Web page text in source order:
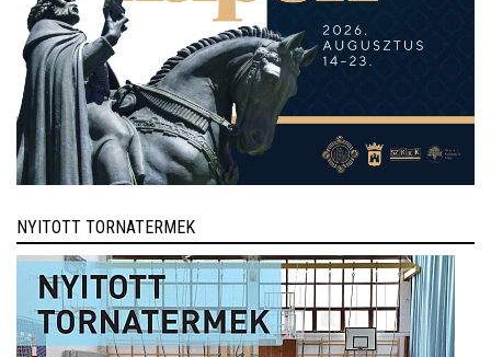
NYITOTT TORNATERMEK